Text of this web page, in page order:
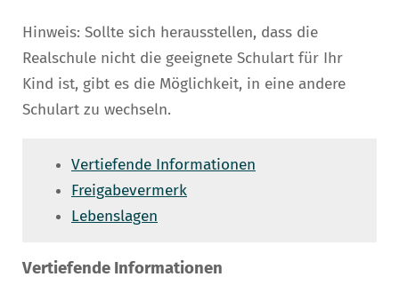
Hinweis: Sollte sich herausstellen, dass die
Realschule nicht die geeignete Schulart für Ihr
Kind ist, gibt es die Möglichkeit, in eine andere
Schulart zu wechseln.
Vertiefende Informationen
Freigabevermerk
Lebenslagen
Vertiefende Informationen